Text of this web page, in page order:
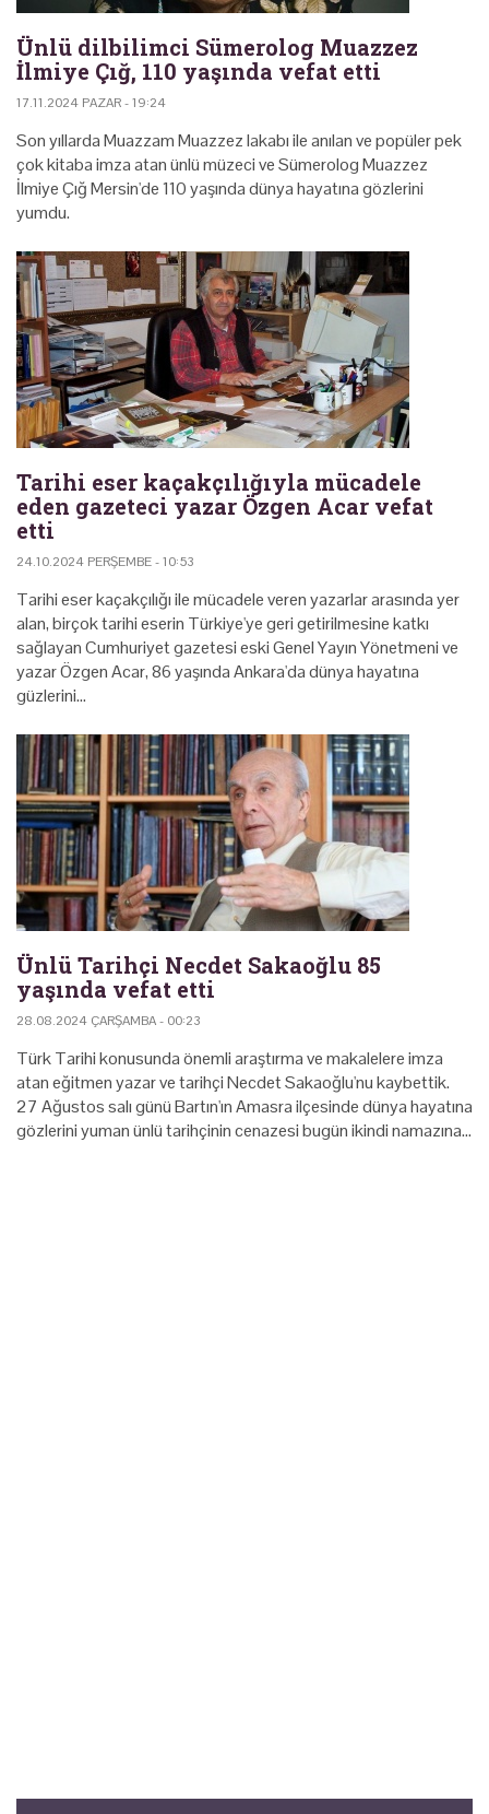
Ünlü dilbilimci Sümerolog Muazzez
İlmiye Çığ, 110 yaşında vefat etti
17.11.2024 PAZAR - 19:24
Son yıllarda Muazzam Muazzez lakabı ile anılan ve popüler pek
çok kitaba imza atan ünlü müzeci ve Sümerolog Muazzez
İlmiye Çığ Mersin'de 110 yaşında dünya hayatına gözlerini
yumdu.
Tarihi eser kaçakçılığıyla mücadele
eden gazeteci yazar Özgen Acar vefat
etti
24.10.2024 PERŞEMBE - 10:53
Tarihi eser kaçakçılığı ile mücadele veren yazarlar arasında yer
alan, birçok tarihi eserin Türkiye'ye geri getirilmesine katkı
sağlayan Cumhuriyet gazetesi eski Genel Yayın Yönetmeni ve
yazar Özgen Acar, 86 yaşında Ankara'da dünya hayatına
güzlerini…
Ünlü Tarihçi Necdet Sakaoğlu 85
yaşında vefat etti
28.08.2024 ÇARŞAMBA - 00:23
Türk Tarihi konusunda önemli araştırma ve makalelere imza
atan eğitmen yazar ve tarihçi Necdet Sakaoğlu'nu kaybettik.
27 Ağustos salı günü Bartın'ın Amasra ilçesinde dünya hayatına
gözlerini yuman ünlü tarihçinin cenazesi bugün ikindi namazına…